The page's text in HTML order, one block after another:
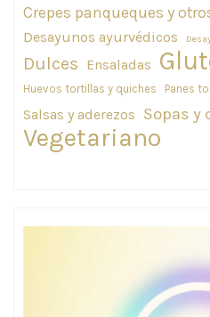
Crepes panqueques y
Desayunos ayurvédicos
Dulces Ensaladas
Huevos tortillas y quiches Panes
Salsas y aderezos Sopas y
Vegetariano